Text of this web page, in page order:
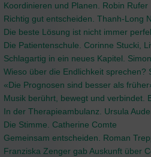
Koordinieren und Planen. Robin Rufer
Richtig gut entscheiden. Thanh-Long
Die beste Lösung ist nicht immer
Die Patientenschule. Corinne Stucki,
Schlagartig in ein neues Kapitel.
Wieso über die Endlichkeit sprechen?
«Die Prognosen sind besser als
Musik berührt, bewegt und verbindet.
In der Therapieambulanz. Ursula
Die Stimme. Catherine Comte
Gemeinsam entscheiden. Roman
Franziska Zenger gab Auskunft über